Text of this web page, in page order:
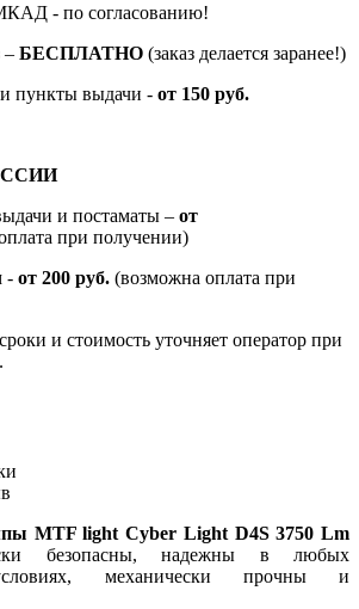
- по согласованию!
– БЕСПЛАТНО (заказ делается заранее!)
пункты выдачи - от 150 руб.
и постаматы – от
при получении)
- от 200 руб. (возможна оплата при
и стоимость уточняет оператор при
MTF light Cyber Light D4S 3750 Lm
безопасны, надежны в любых
механически прочны и